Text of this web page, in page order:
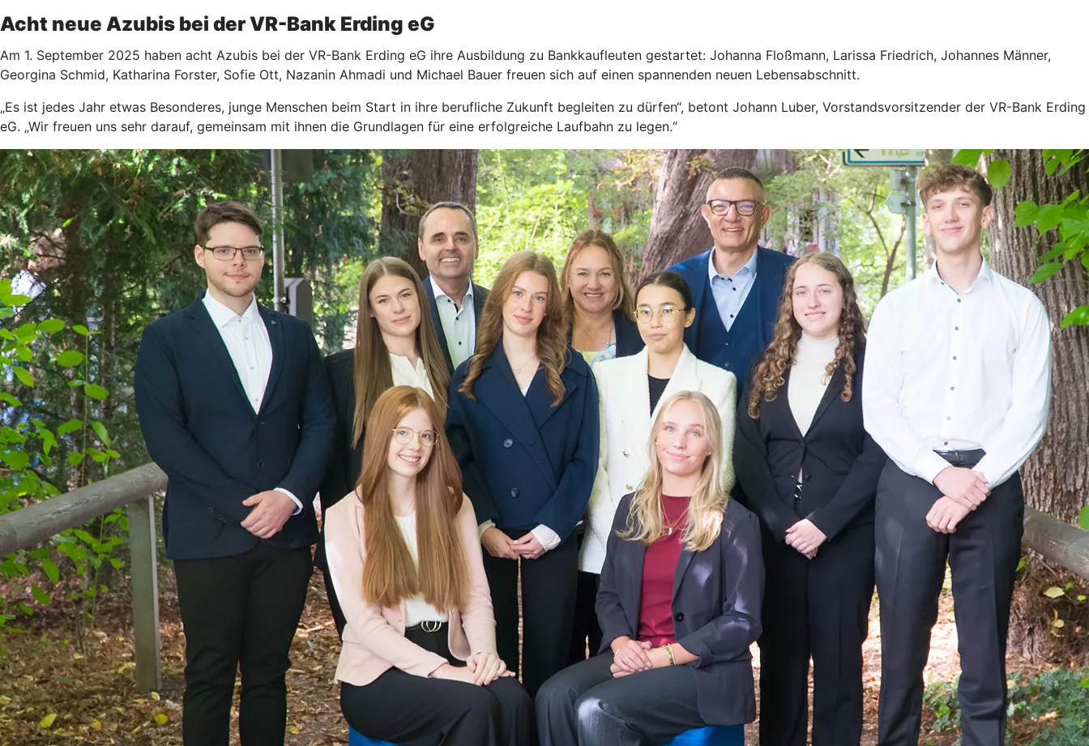
Acht neue Azubis bei der VR-Bank Erding eG
Am 1. September 2025 haben acht Azubis bei der VR-Bank Erding eG ihre Ausbildung zu Bankkaufleuten gestartet: Johanna Floßmann, Larissa Friedrich, Johannes Männer,
Georgina Schmid, Katharina Forster, Sofie Ott, Nazanin Ahmadi und Michael Bauer freuen sich auf einen spannenden neuen Lebensabschnitt.
„Es ist jedes Jahr etwas Besonderes, junge Menschen beim Start in ihre berufliche Zukunft begleiten zu dürfen“, betont Johann Luber, Vorstandsvorsitzender der VR-Bank Erding
eG. „Wir freuen uns sehr darauf, gemeinsam mit ihnen die Grundlagen für eine erfolgreiche Laufbahn zu legen.“